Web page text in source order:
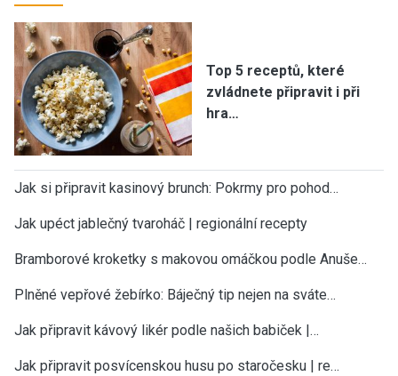
Top 5 receptů, které
zvládnete připravit i při
hra…
Jak si připravit kasinový brunch: Pokrmy pro pohod…
Jak upéct jablečný tvaroháč | regionální recepty
Bramborové kroketky s makovou omáčkou podle Anuše…
Plněné vepřové žebírko: Báječný tip nejen na sváte…
Jak připravit kávový likér podle našich babiček |…
Jak připravit posvícenskou husu po staročesku | re…